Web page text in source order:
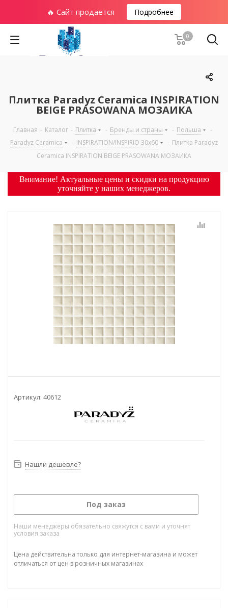
🔥 Сайт продается Подробнее
0
Плитка Paradyz Ceramica INSPIRATION
BEIGE PRASOWANA МОЗАИКА
Главная - Каталог - Плитка - Бренды и страны - Польша
-
Paradyz Ceramica
- INSPIRATION/INSPIRIO 30х60 - Плитка Paradyz
Ceramica INSPIRATION BEIGE PRASOWANA МОЗАИКА
Внимание! Актуальные цены и скидки на продукцию
уточняйте у наших менеджеров.
Артикул: 40612
Нашли дешевле?
Под заказ
Наши менеджеры обязательно свяжутся с вами и уточнят
условия заказа
Цена действительна только для интернет-магазина и может
отличаться от цен в розничных магазинах